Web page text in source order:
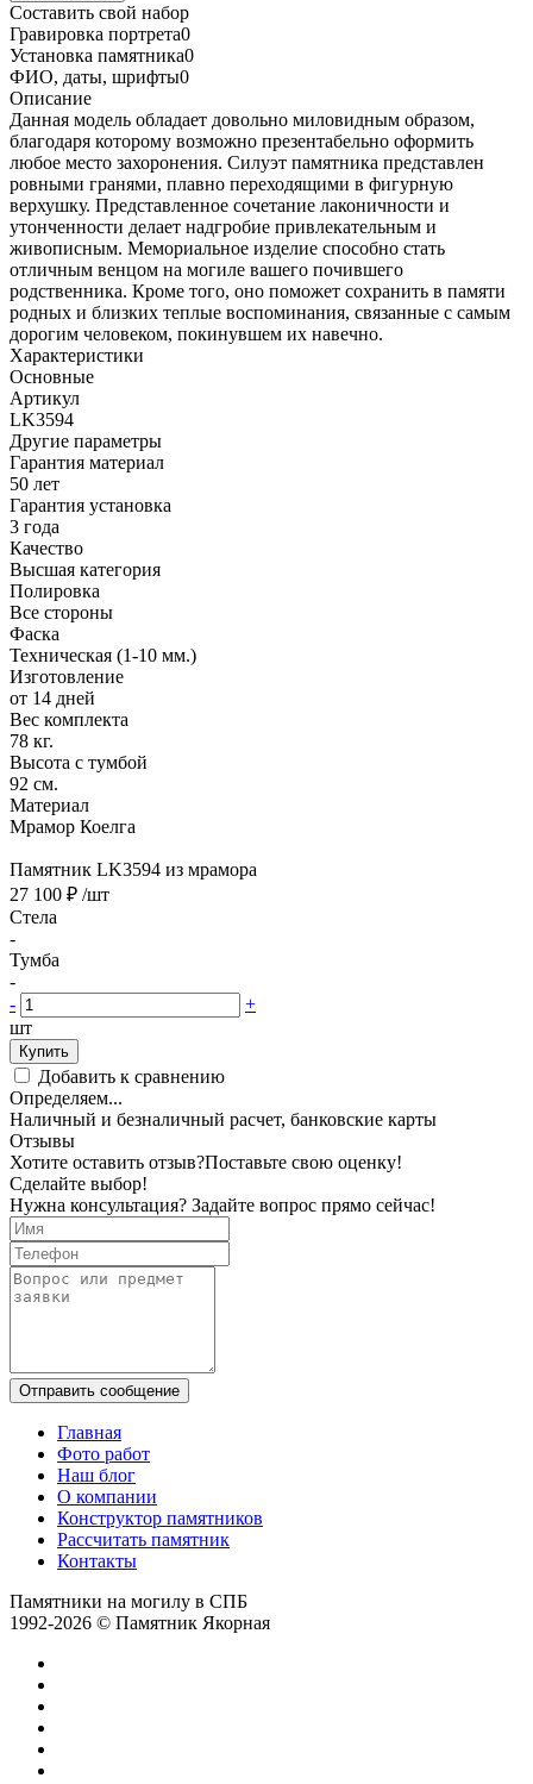
Составить свой набор
Гравировка портрета0
Установка памятника0
ФИО, даты, шрифты0
Описание
Данная модель обладает довольно миловидным образом,
благодаря которому возможно презентабельно оформить
любое место захоронения. Силуэт памятника представлен
ровными гранями, плавно переходящими в фигурную
верхушку. Представленное сочетание лаконичности и
утонченности делает надгробие привлекательным и
живописным. Мемориальное изделие способно стать
отличным венцом на могиле вашего почившего
родственника. Кроме того, оно поможет сохранить в памяти
родных и близких теплые воспоминания, связанные с самым
дорогим человеком, покинувшем их навечно.
Характеристики
Основные
Артикул
LK3594
Другие параметры
Гарантия материал
50 лет
Гарантия установка
3 года
Качество
Высшая категория
Полировка
Все стороны
Фаска
Техническая (1-10 мм.)
Изготовление
от 14 дней
Вес комплекта
78 кг.
Высота с тумбой
92 см.
Материал
Мрамор Коелга
Памятник LK3594 из мрамора
27 100 ₽ /шт
Стела
-
Тумба
-
-
+
шт
Купить
Добавить к сравнению
Определяем...
Наличный и безналичный расчет, банковские карты
Отзывы
Хотите оставить отзыв?Поставьте свою оценку!
Сделайте выбор!
Нужна консультация? Задайте вопрос прямо сейчас!
Отправить сообщение
Главная
Фото работ
Наш блог
О компании
Конструктор памятников
Рассчитать памятник
Контакты
Памятники на могилу в СПБ
1992-2026 © Памятник Якорная